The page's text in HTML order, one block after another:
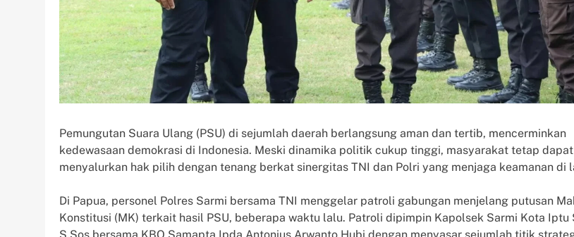
Pemungutan Suara Ulang (PSU) di sejumlah daerah berlangsung aman dan tertib, mencerminkan
kedewasaan demokrasi di Indonesia. Meski dinamika politik cukup tinggi, masyarakat tetap dapat
menyalurkan hak pilih dengan tenang berkat sinergitas TNI dan Polri yang menjaga keamanan di
Di Papua, personel Polres Sarmi bersama TNI menggelar patroli gabungan menjelang putusan
Konstitusi (MK) terkait hasil PSU, beberapa waktu lalu. Patroli dipimpin Kapolsek Sarmi Kota Iptu